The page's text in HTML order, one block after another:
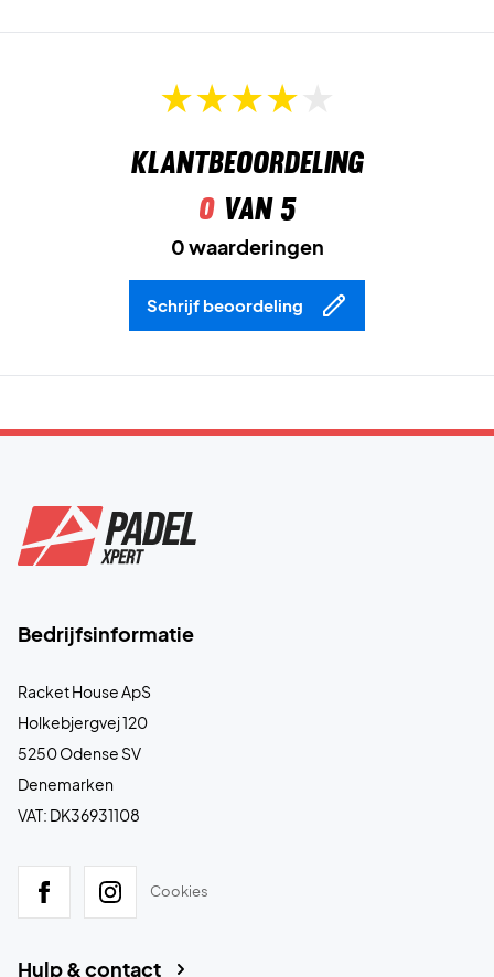
Klantbeoordeling
0van 5
0 waarderingen
Schrijf beoordeling
Bedrijfsinformatie
Racket House ApS
Holkebjergvej 120
5250 Odense SV
Denemarken
VAT: DK36931108
Cookies
Hulp & contact